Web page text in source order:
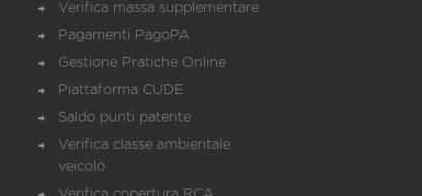
Verifica massa supplementare
Pagamenti PagoPA
Gestione Pratiche Online
Piattaforma CUDE
Saldo punti patente
Verifica classe ambientale
veicolo